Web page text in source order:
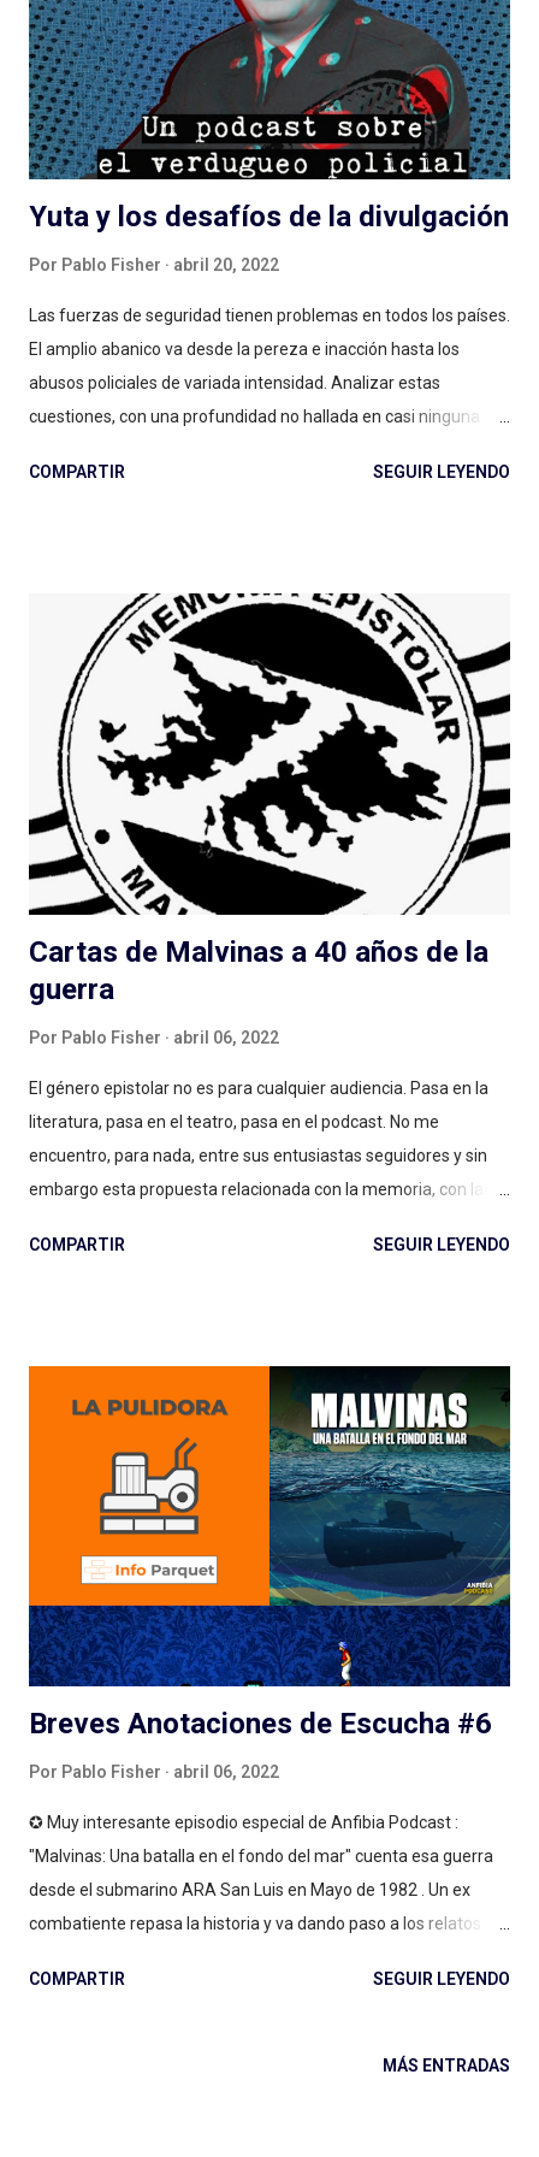
Yuta y los desafíos de la divulgación
Por Pablo Fisher abril 20, 2022
Las fuerzas de seguridad tienen problemas en todos los países.
El amplio abanico va desde la pereza e inacción hasta los
abusos policiales de variada intensidad. Analizar estas
cuestiones, con una profundidad no hallada en casi ninguna
fondo. Un recorrido entre el micronicho, la posibilidad de sentar
verdugueo policial , una de las variantes del maltrato hacia (en
muchos casos) jóvenes en Argentina, es eje central de esta
producción de un grupo de investigación: LESyC de la
Universidad de Quilmes, Argentina. Muy relacionada al libro de
casi el mismo nombre (más info aquí ), en siete episodios nos
proponen un recorrido a fondo por el tema: qué es la violencia
policial, sus relaciones con el aburrimiento (y el multitasking )
en el trabajo, cues...
COMPARTIR SEGUIR LEYENDO
Cartas de Malvinas a 40 años de la
guerra
Por Pablo Fisher abril 06, 2022
El género epistolar no es para cualquier audiencia. Pasa en la
literatura, pasa en el teatro, pasa en el podcast. No me
encuentro, para nada, entre sus entusiastas seguidores y sin
embargo esta propuesta relacionada con la memoria, con las
hace 40 años en Malvinas, es muy interesante. Escuchar el
Museo Malvinas e Islas del Atlántico Sur incluye al director del
museo en uno de los episodios, el periodista (y ex soldado
conscripto) Edgardo Esteban, también a hijos (de un
combatiente, de un trabajador en la isla en los setentas), a
soldados y marineros durante la guerra. Las partes leídas,
como imaginarás si me leés hace tiempo (y, si no, te cuento),
me parecen las menos atractivas: entiendo el género epistolar
y el valor documental de las carta...
COMPARTIR SEGUIR LEYENDO
Breves Anotaciones de Escucha #6
Por Pablo Fisher abril 06, 2022
✪ Muy interesante episodio especial de Anfibia Podcast :
"Malvinas: Una batalla en el fondo del mar" cuenta esa guerra
desde el submarino ARA San Luis en Mayo de 1982 . Un ex
combatiente repasa la historia y va dando paso a los relatos de
mar, en un enfoque y un estilo narrativo sobre la guerra nada
contada (coralmente) por los que estuvieron ahí, la narración
COMPARTIR SEGUIR LEYENDO
MÁS ENTRADAS